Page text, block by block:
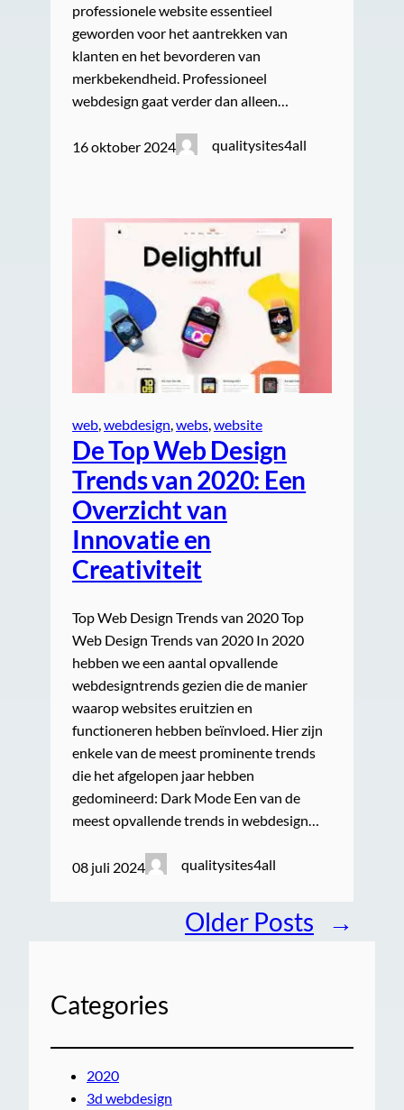
professionele website essentieel
geworden voor het aantrekken van
klanten en het bevorderen van
merkbekendheid. Professioneel
webdesign gaat verder dan alleen…
16 oktober 2024 qualitysites4all
web, webdesign, webs, website
De Top Web Design
Trends van 2020: Een
Overzicht van
Innovatie en
Creativiteit
Top Web Design Trends van 2020 Top
Web Design Trends van 2020 In 2020
hebben we een aantal opvallende
webdesigntrends gezien die de manier
waarop websites eruitzien en
functioneren hebben beïnvloed. Hier zijn
enkele van de meest prominente trends
die het afgelopen jaar hebben
gedomineerd: Dark Mode Een van de
meest opvallende trends in webdesign…
08 juli 2024 qualitysites4all
Older Posts →
Categories
2020
3d webdesign